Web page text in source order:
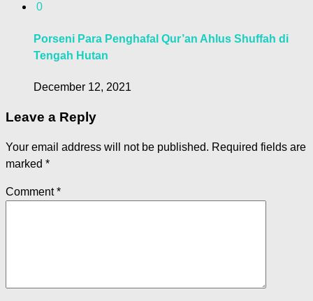
0
Porseni Para Penghafal Qur’an Ahlus Shuffah di
Tengah Hutan
December 12, 2021
Leave a Reply
Your email address will not be published. Required fields are
marked *
Comment*